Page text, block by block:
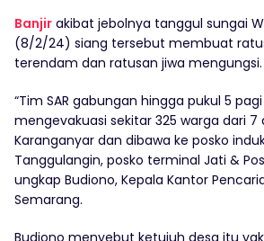
Banjir akibat jebolnya tanggul sungai
(8/2/24) siang tersebut membuat
terendam dan ratusan jiwa mengungsi.
“Tim SAR gabungan hingga pukul 5
mengevakuasi sekitar 325 warga dari
Karanganyar dan dibawa ke posko
Tanggulangin, posko terminal Jati &
ungkap Budiono, Kepala Kantor
Semarang.
Budiono menyebut ketujuh desa itu